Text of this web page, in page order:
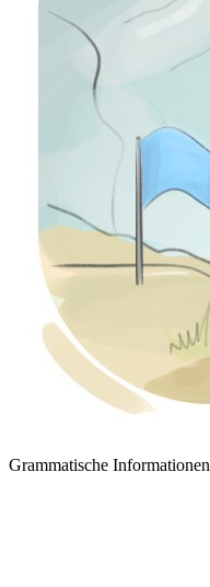
Grammatische Informationen